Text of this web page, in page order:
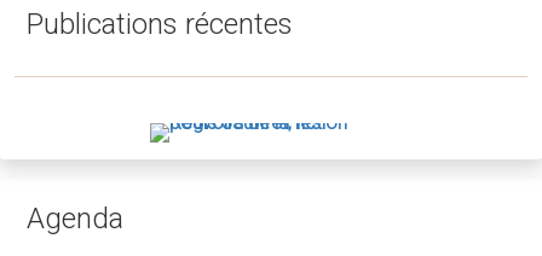
Publications récentes
Agenda